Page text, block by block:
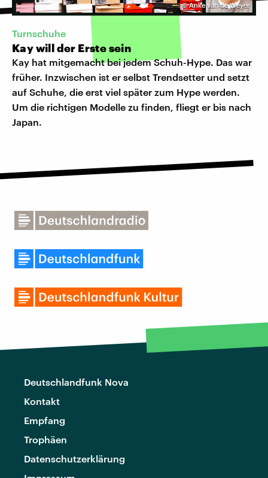
©Anke van de Weyer
Turnschuhe
Kay will der Erste sein
Kay hat mitgemacht bei jedem Schuh-Hype. Das war
früher. Inzwischen ist er selbst Trendsetter und setzt
auf Schuhe, die erst viel später zum Hype werden.
Um die richtigen Modelle zu finden, fliegt er bis nach
Japan.
Deutschlandfunk Nova
Kontakt
Empfang
Trophäen
Datenschutzerklärung